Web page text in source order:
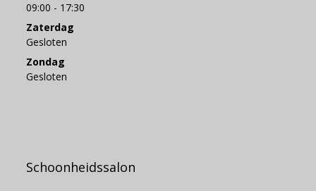
09:00 - 17:30
Zaterdag
Gesloten
Zondag
Gesloten
Schoonheidssalon